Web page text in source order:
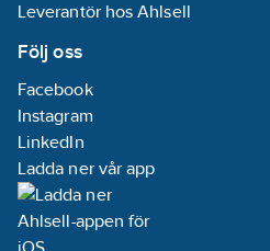
Leverantör hos Ahlsell
Följ oss
Facebook
Instagram
LinkedIn
Ladda ner vår app